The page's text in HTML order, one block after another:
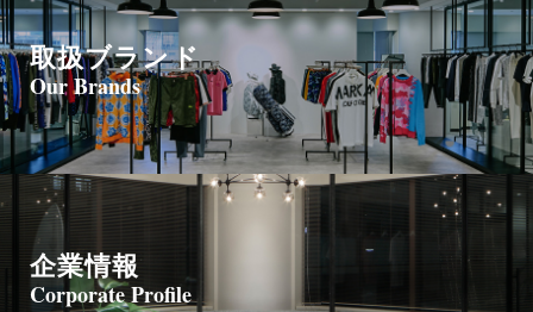
取扱ブランド
Our Brands
企業情報
Corporate Profile